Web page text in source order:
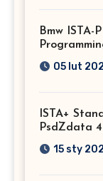
Bmw ISTA-
05 lut
ISTA+
PsdZdata
15 sty